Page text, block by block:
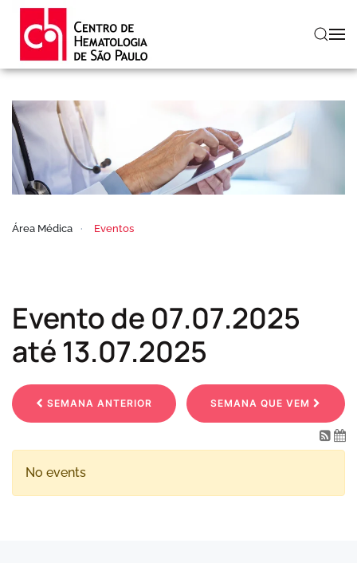
Skip to main content
Área Médica Eventos
Evento de 07.07.2025
até 13.07.2025
SEMANA ANTERIOR SEMANA QUE VEM
No events